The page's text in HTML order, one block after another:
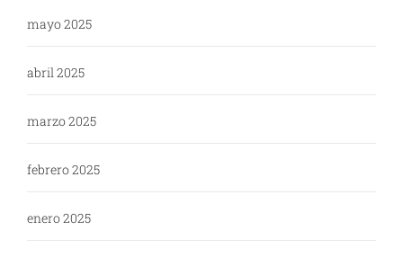
mayo 2025
abril 2025
marzo 2025
febrero 2025
enero 2025